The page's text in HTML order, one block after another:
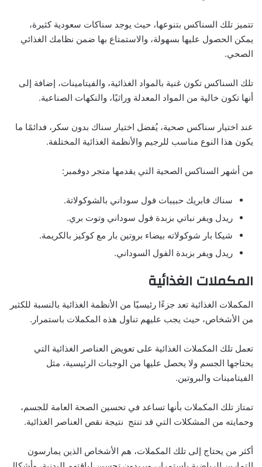
تتميز تلك السناكس بتنوعها، حيث يوجد سناكات سعودية كثيرة،
يمكن الحصول عليها بسهولة، والاستمتاع بها ضمن نظامك الغذائي
الصحي.
تلك السناكس تكون غنية بالمواد الغذائية، والفيتامينات، إضافة إلى
أنها تكون خالية من المواد المعدلة وراثيًا، والنكهات الصناعية.
عند اختيار سناكس صحية، يُفضل اختيار سناك بدون سكر، فدائمًا ما
يكون هذا النوع مناسب للرجيم والأنظمة الغذائية المختلفة.
من أشهر السناكس الصحية التي يقدمها متجر دوفمبر:
سناك فابريك حبيبات فول سوداني بالشوكولاتة.
ريدل ويفر نباتي بزبدة فول سوداني وتوت بري.
شيكا بار شوكولاته بيضاء بروتين بار مع كوكيز بالكريمة.
ريدل ويفر بزبدة الفول السوداني.
المكملات الغذائية
المكملات الغذائية تعد جزءًا رئيسيًا من الأنظمة الغذائية بالنسبة للكثير
من الأشخاص، حيث يجب عليهم تناول هذه المكملات باستمرار.
تعمل تلك المكملات الغذائية على تعويض العناصر الغذائية التي
يحتاجها الجسم ولا يحصل عليها من الوجبات الرئيسية، مثل
الفيتامينات والبروتين.
تمتاز تلك المكملات بأنها تساعد في تحسين الصحة العامة للجسم،
وحمايته من المشكلات التي قد تنتج نتيجة نقص العناصر الغذائية.
أكثر من يحتاج إلى تلك المكملات، هم الأشخاص الذين يمارسون